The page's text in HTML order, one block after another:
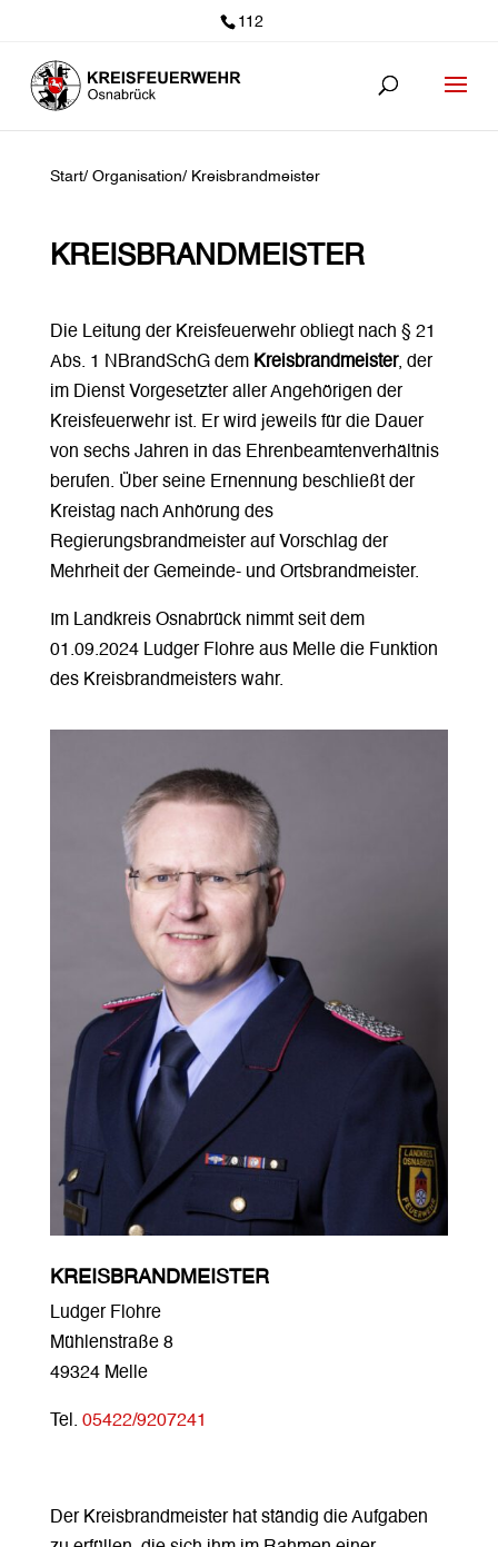
112
Start/ Organisation/ Kreisbrandmeister
KREISBRANDMEISTER
Die Leitung der Kreisfeuerwehr obliegt nach § 21
Abs. 1 NBrandSchG dem Kreisbrandmeister, der
im Dienst Vorgesetzter aller Angehörigen der
Kreisfeuerwehr ist. Er wird jeweils für die Dauer
von sechs Jahren in das Ehrenbeamtenverhältnis
berufen. Über seine Ernennung beschließt der
Kreistag nach Anhörung des
Regierungsbrandmeister auf Vorschlag der
Mehrheit der Gemeinde- und Ortsbrandmeister.
Im Landkreis Osnabrück nimmt seit dem
01.09.2024 Ludger Flohre aus Melle die Funktion
des Kreisbrandmeisters wahr.
KREISBRANDMEISTER
Ludger Flohre
Mühlenstraße 8
49324 Melle
Tel. 05422/9207241
Der Kreisbrandmeister hat ständig die Aufgaben